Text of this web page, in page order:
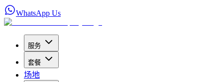
WhatsApp Us
服务
套餐
场地